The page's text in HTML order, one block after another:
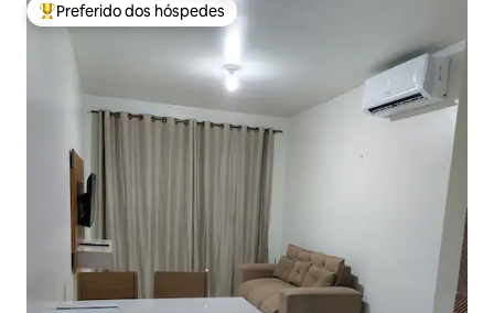
Entre os melhores preferidos dos hóspedes
Preferido dos hóspedes